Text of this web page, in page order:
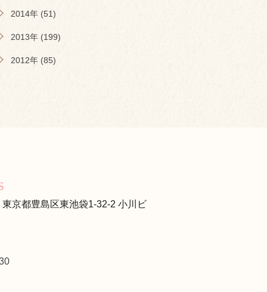
2014年 (51)
2013年 (199)
2012年 (85)
京都豊島区東池袋1-32-2 小川ビ